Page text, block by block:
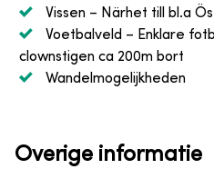
Vissen – Närhet till bl.a
Voetbalveld – Enklare
clownstigen ca 200m bort
Wandelmogelijkheden
Overige informatie